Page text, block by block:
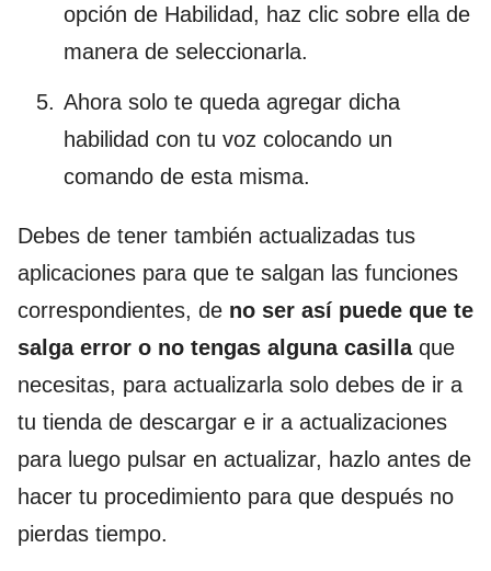
opción de Habilidad, haz clic sobre ella de
manera de seleccionarla.
Ahora solo te queda agregar dicha
habilidad con tu voz colocando un
comando de esta misma.
Debes de tener también actualizadas tus
aplicaciones para que te salgan las funciones
correspondientes, de no ser así puede que te
salga error o no tengas alguna casillaque
necesitas, para actualizarla solo debes de ir a
tu tienda de descargar e ir a actualizaciones
para luego pulsar en actualizar, hazlo antes de
hacer tu procedimiento para que después no
pierdas tiempo.